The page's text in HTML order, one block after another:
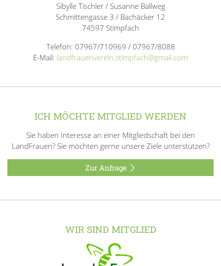
Sibylle Tischler / Susanne Ballweg
Schmittengasse 3 / Bachäcker 12
74597 Stimpfach
Telefon: 07967/710969 / 07967/8088
E-Mail: landfrauenverein.stimpfach@gmail.com
ICH MÖCHTE MITGLIED WERDEN
Sie haben Interesse an einer Mitgliedschaft bei den
LandFrauen? Sie möchten gerne unsere Ziele unterstützen?
Zur Anfrage
WIR SIND MITGLIED